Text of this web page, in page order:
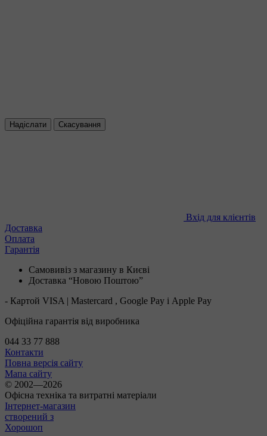
Надіслати Скасування
Вхід для клієнтів
Доставка
Оплата
Гарантія
Самовивіз з магазину в Києві
Доставка “Новою Поштою”
- Картой VISA | Mastercard , Google Pay і Apple Pay
Офіційна гарантія від виробника
044 33 77 888
Контакти
Повна версія сайту
Мапа сайту
© 2002—2026
Офісна техніка та витратні матеріали
Інтернет-магазин
створений з
Хорошоп